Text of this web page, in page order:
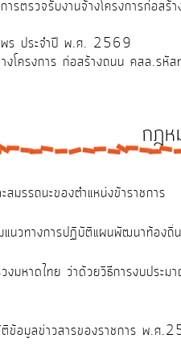
ารตรวจรับงานจ้างโครงการก่อ
พร ประจำปี พ.ศ. 2569
างโครงการ ก่อสร้างถนน คสล.
กฎห
สมรรถนะของตำแหน่งข้าราชการ
นวทางการปฏิบัติแผนพัฒนาท้องถิ่น
วงมหาดไทย ว่าด้วยวิธีการงบปร
ข้อมูลข่าวสารของราชการ พ.ศ